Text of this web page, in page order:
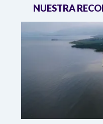
NUESTRA